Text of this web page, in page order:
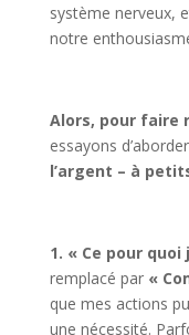
système nerveux,
notre
Alors, pour faire
essayons d’aborder
l’argent – à
1. « Ce pour
remplacé par «
que mes actions
une nécessité.